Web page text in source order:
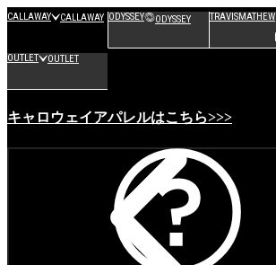
CALLAWAY CALLAWAY ODYSSEY ODYSSEY TRAVISMATHEW
OUTLET OUTLET
キャロウェイアパレルはこちら>>>